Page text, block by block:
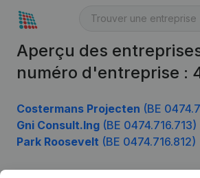
Aperçu des
numéro d'entreprise :
Costermans Projecten (BE
Gni Consult.Ing (BE 0474.716.713)
Park Roosevelt (BE 0474.716.812)